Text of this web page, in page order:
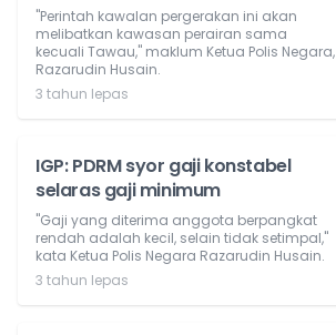
"Perintah kawalan pergerakan ini akan
melibatkan kawasan perairan sama
kecuali Tawau," maklum Ketua Polis Negara,
Razarudin Husain.
3 tahun lepas
IGP: PDRM syor gaji konstabel
selaras gaji minimum
"Gaji yang diterima anggota berpangkat
rendah adalah kecil, selain tidak setimpal,"
kata Ketua Polis Negara Razarudin Husain.
3 tahun lepas